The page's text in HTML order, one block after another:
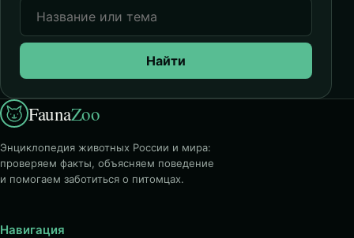
Найти
FaunaZoo
Энциклопедия животных России и мира:
проверяем факты, объясняем поведение
и помогаем заботиться о питомцах.
Навигация